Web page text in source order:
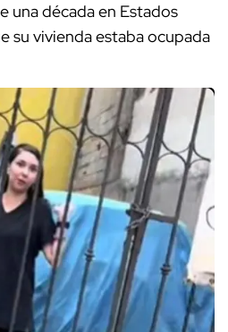
una década en Estados
su vivienda estaba ocupada